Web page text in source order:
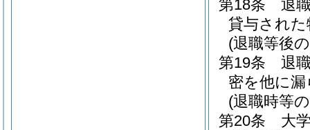
第18条
退
貸与され
(退職等後
第19条
退
密を他に
(退職時等
第20条
大